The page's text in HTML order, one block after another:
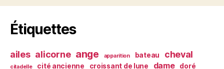
Étiquettes
ailes alicorne ange apparition bateau cheval
citadelle cité ancienne croissant de lune dame doré